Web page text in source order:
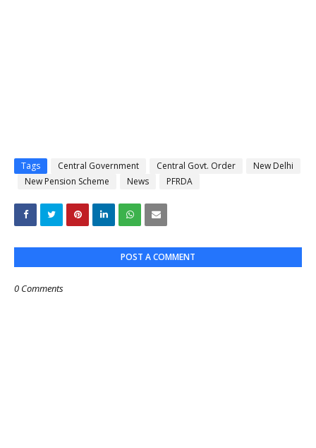
Tags Central Government Central Govt. Order
New Delhi
New Pension Scheme
News PFRDA
POST A COMMENT
0 Comments